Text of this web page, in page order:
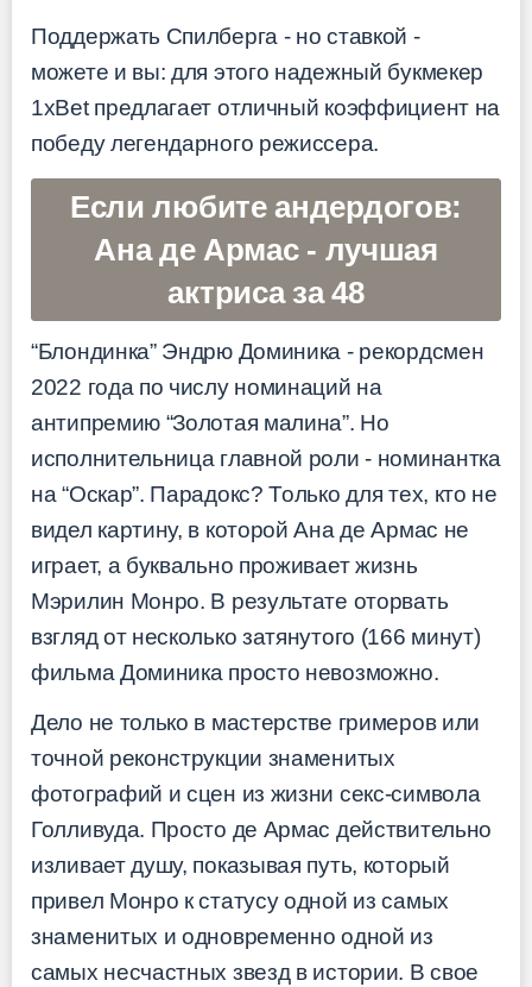
Поддержать Спилберга - но ставкой -
можете и вы: для этого надежный букмекер
1xBet предлагает отличный коэффициент на
победу легендарного режиссера.
Если любите андердогов:
Ана де Армас - лучшая
актриса за 48
“Блондинка” Эндрю Доминика - рекордсмен
2022 года по числу номинаций на
антипремию “Золотая малина”. Но
исполнительница главной роли - номинантка
на “Оскар”. Парадокс? Только для тех, кто не
видел картину, в которой Ана де Армас не
играет, а буквально проживает жизнь
Мэрилин Монро. В результате оторвать
взгляд от несколько затянутого (166 минут)
фильма Доминика просто невозможно.
Дело не только в мастерстве гримеров или
точной реконструкции знаменитых
фотографий и сцен из жизни секс-символа
Голливуда. Просто де Армас действительно
изливает душу, показывая путь, который
привел Монро к статусу одной из самых
знаменитых и одновременно одной из
самых несчастных звезд в истории. В свое